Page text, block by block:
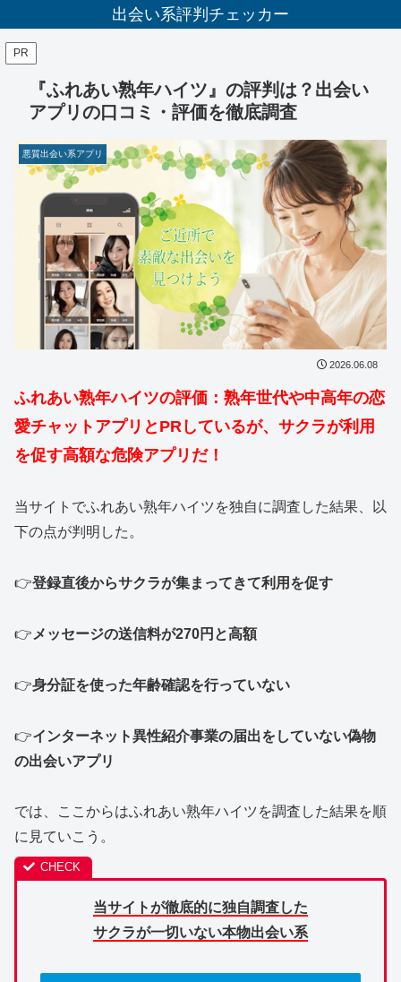
出会い系評判チェッカー
PR
『ふれあい熟年ハイツ』の評判は？出会い
アプリの口コミ・評価を徹底調査
悪質出会い系アプリ
2026.06.08
ふれあい熟年ハイツの評価：熟年世代や中高年の恋
愛チャットアプリとPRしているが、サクラが利用
を促す高額な危険アプリだ！
当サイトでふれあい熟年ハイツを独自に調査した結果、以
下の点が判明した。
👉登録直後からサクラが集まってきて利用を促す
👉 メッセージの送信料が270円と高額
👉身分証を使った年齢確認を行っていない
👉インターネット異性紹介事業の届出をしていない偽物
の出会いアプリ
では、ここからはふれあい熟年ハイツを調査した結果を順
に見ていこう。
当サイトが徹底的に独自調査した
サクラが一切いない本物出会い系